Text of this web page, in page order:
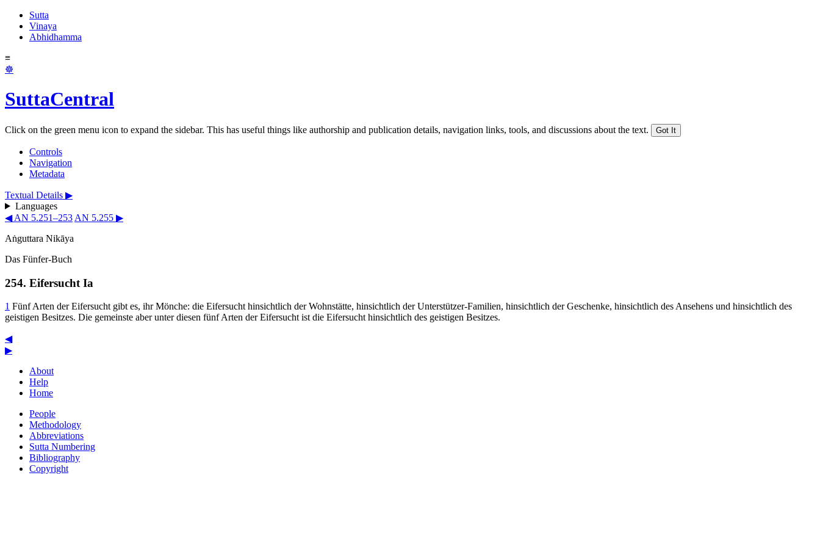
Sutta
Vinaya
Abhidhamma
≡
☸
SuttaCentral
Click on the green menu icon to expand the sidebar. This has useful things like authorship and publication details, navigation links, tools, and discussions about the text. Got It
Controls
Navigation
Metadata
Textual Details ▶
Languages
◀ AN 5.251–253 AN 5.255 ▶
Aṅguttara Nikāya
Das Fünfer-Buch
254. Eifersucht Ia
1 Fünf Arten der Eifersucht gibt es, ihr Mönche: die Eifersucht hinsichtlich der Wohnstätte, hinsichtlich der Unterstützer-Familien, hinsichtlich der Geschenke, hinsichtlich des Ansehens und hinsichtlich des
geistigen Besitzes. Die gemeinste aber unter diesen fünf Arten der Eifersucht ist die Eifersucht hinsichtlich des geistigen Besitzes.
◀
▶
About
Help
Home
People
Methodology
Abbreviations
Sutta Numbering
Bibliography
Copyright